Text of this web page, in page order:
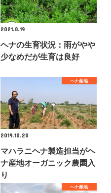
2021.8.19
ヘナの生育状況：雨がやや
少なめだが生育は良好
ヘナ産地
2019.10.20
マハラニヘナ製造担当がヘ
ナ産地オーガニック農園入
り
ヘナ産地